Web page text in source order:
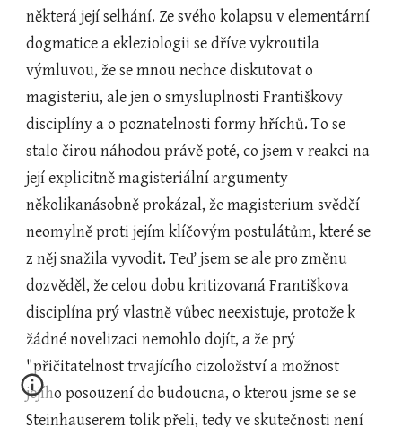
některá její selhání. Ze svého kolapsu v elementární
dogmatice a ekleziologii se dříve vykroutila
výmluvou, že se mnou nechce diskutovat o
magisteriu, ale jen o smysluplnosti Františkovy
disciplíny a o poznatelnosti formy hříchů. To se
stalo čirou náhodou právě poté, co jsem v reakci na
její explicitně magisteriální argumenty
několikanásobně prokázal, že magisterium svědčí
neomylně proti jejím klíčovým postulátům, které se
z něj snažila vyvodit. Teď jsem se ale pro změnu
dozvěděl, že celou dobu kritizovaná Františkova
disciplína prý vlastně vůbec neexistuje, protože k
žádné novelizaci nemohlo dojít, a že prý
"přičitatelnost trvajícího cizoložství a možnost
jejího posouzení do budoucna, o kterou jsme se se
Steinhauserem tolik přeli, tedy ve skutečnosti není